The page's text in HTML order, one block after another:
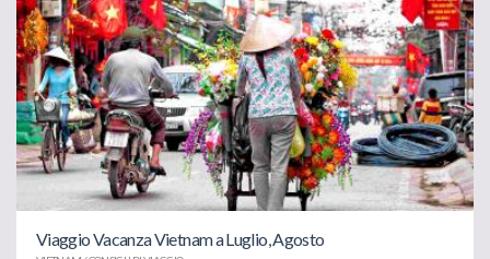
Viaggio Vacanza Vietnam a Luglio, Agosto